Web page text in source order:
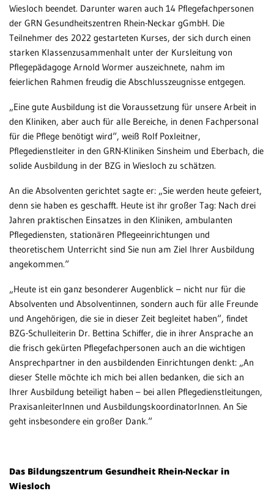
Weinheim
Wiesloch beendet. Darunter waren auch 14 Pflegefachpersonen
der GRN Gesundheitszentren Rhein-Neckar gGmbH. Die
Teilnehmer des 2022 gestarteten Kurses, der sich durch einen
starken Klassenzusammenhalt unter der Kursleitung von
Pflegepädagoge Arnold Wormer auszeichnete, nahm im
feierlichen Rahmen freudig die Abschlusszeugnisse entgegen.
„Eine gute Ausbildung ist die Voraussetzung für unsere Arbeit in
den Kliniken, aber auch für alle Bereiche, in denen Fachpersonal
für die Pflege benötigt wird“, weiß Rolf Poxleitner,
Pflegedienstleiter in den GRN-Kliniken Sinsheim und Eberbach, die
solide Ausbildung in der BZG in Wiesloch zu schätzen.
An die Absolventen gerichtet sagte er: „Sie werden heute gefeiert,
denn sie haben es geschafft. Heute ist ihr großer Tag: Nach drei
Jahren praktischen Einsatzes in den Kliniken, ambulanten
Pflegediensten, stationären Pflegeeinrichtungen und
theoretischem Unterricht sind Sie nun am Ziel Ihrer Ausbildung
angekommen.“
„Heute ist ein ganz besonderer Augenblick – nicht nur für die
Absolventen und Absolventinnen, sondern auch für alle Freunde
und Angehörigen, die sie in dieser Zeit begleitet haben“, findet
BZG-Schulleiterin Dr. Bettina Schiffer, die in ihrer Ansprache an
die frisch gekürten Pflegefachpersonen auch an die wichtigen
Ansprechpartner in den ausbildenden Einrichtungen denkt: „An
dieser Stelle möchte ich mich bei allen bedanken, die sich an
Ihrer Ausbildung beteiligt haben – bei allen Pflegedienstleitungen,
PraxisanleiterInnen und AusbildungskoordinatorInnen. An Sie
geht insbesondere ein großer Dank.“
Das Bildungszentrum Gesundheit Rhein-Neckar in
Wiesloch